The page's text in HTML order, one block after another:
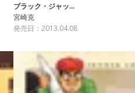
ブラック・ジャッ…
宮崎克
発売日：2013.04.08